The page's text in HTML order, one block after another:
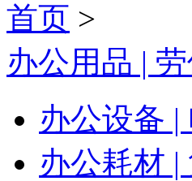
首页 >
办公用品 |
办公设备 |
办公耗材 |